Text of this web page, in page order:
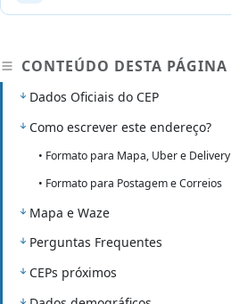
CONTEÚDO DESTA PÁGINA
Dados Oficiais do CEP
Como escrever este endereço?
• Formato para Mapa, Uber e Delivery
• Formato para Postagem e Correios
Mapa e Waze
Perguntas Frequentes
CEPs próximos